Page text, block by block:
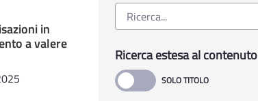
in
a valere
Ricerca estesa al contenuto